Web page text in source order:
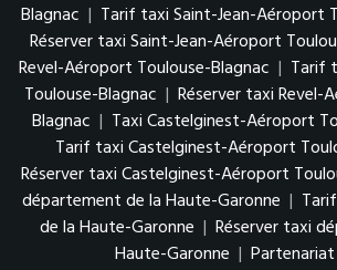
Blagnac | Tarif taxi Saint-Jean-Aéroport
Réserver taxi Saint-Jean-Aéroport
Revel-Aéroport Toulouse-Blagnac | Tarif
Toulouse-Blagnac | Réserver taxi Revel-
Blagnac | Taxi Castelginest-Aéroport
Tarif taxi Castelginest-Aéroport
Réserver taxi Castelginest-Aéroport
département de la Haute-Garonne |
de la Haute-Garonne | Réserver taxi
Haute-Garonne |